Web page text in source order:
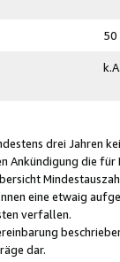
50
drei Jahren
Ankündigung die
eine etwaig
verfallen.
dar.